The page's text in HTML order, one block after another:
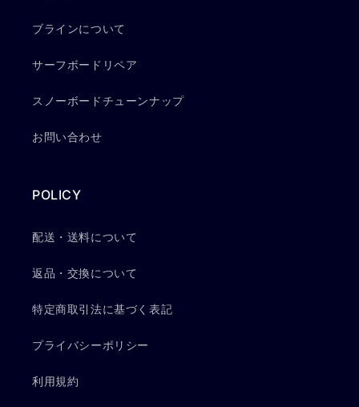
ブラインについて
サーフボードリペア
スノーボードチューンナップ
お問い合わせ
POLICY
配送・送料について
返品・交換について
特定商取引法に基づく表記
プライバシーポリシー
利用規約